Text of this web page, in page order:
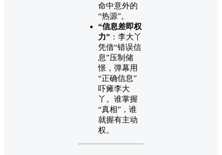
命中意外的
“热源”。
“信息差即权
力” ：李大丫
凭借“错误信
息”压制储
憬，弹幕用
“正确信息”
吓瘫李大
丫。谁掌握
“真相”，谁
就握有主动
权。